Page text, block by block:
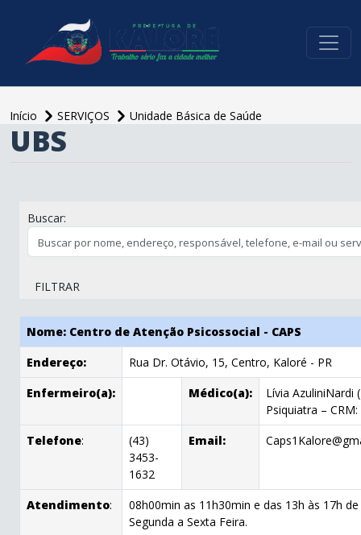
Início SERVIÇOS
Unidade Básica de Saúde
conteúdo
principal
UBS
Buscar:
FILTRAR
Nome: Centro de Atenção Psicossocial - CAPS
Endereço:
Rua Dr. Otávio, 15, Centro, Kaloré - PR
Enfermeiro(a):
Médico(a):
Lívia AzuliniNardi
Psiquiatra –
Telefone:
(43)
3453-
1632
Email:
Atendimento:
08h00min as 11h30min e das 13h às 17h de
Segunda a Sexta Feira.